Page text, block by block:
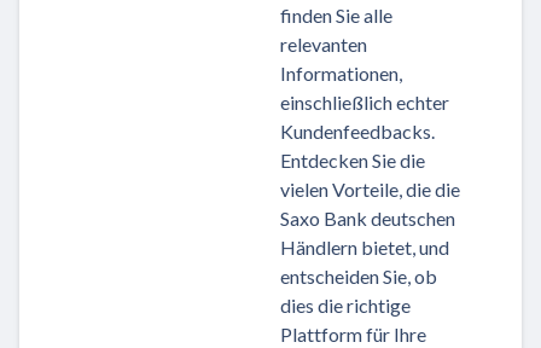
finden Sie alle
relevanten
Informationen,
einschließlich echter
Kundenfeedbacks.
Entdecken Sie die
vielen Vorteile, die die
Saxo Bank deutschen
Händlern bietet, und
entscheiden Sie, ob
dies die richtige
Plattform für Ihre